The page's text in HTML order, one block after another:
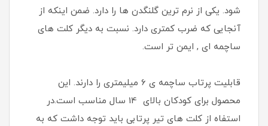
شود. یکی از نرم ترین گلنگدن ها را دارد. ضمن اینکه از
آنجایی که ضرب کمتری دارد. نسبت به دیگر کلت های
ساچمه ای , ایمن تر است.
قابلیت پرتاب ساچمه ی 6 میلیمتری را دارند. این
محصول برای کودکان بالای 14 سال مناسب است.در
استفاه از کلت های تیر پرتابی باید توجه داشت که به